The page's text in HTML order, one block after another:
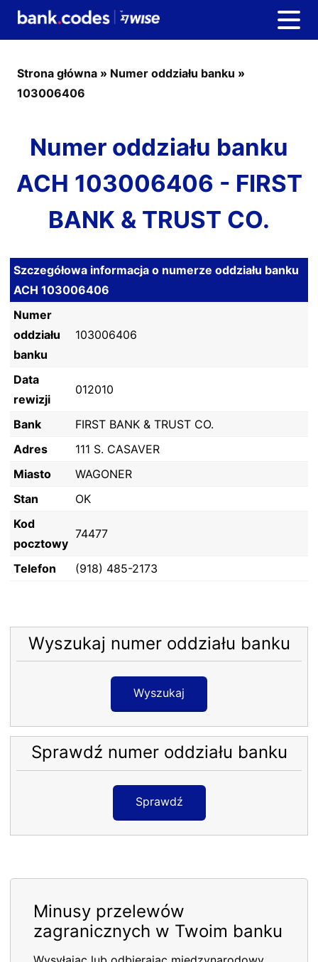
Strona główna » Numer oddziału banku »
103006406
Numer oddziału banku
ACH 103006406 - FIRST
BANK & TRUST CO.
Szczegółowa informacja o numerze oddziału banku
ACH 103006406
Numer
oddziału
banku
103006406
Data
rewizji
012010
Bank
FIRST BANK & TRUST CO.
Adres
111 S. CASAVER
Miasto
WAGONER
Stan
OK
Kod
pocztowy
74477
Telefon (918) 485-2173
Wyszukaj numer oddziału banku
Wyszukaj
Sprawdź numer oddziału banku
Sprawdź
Minusy przelewów
zagranicznych w Twoim banku